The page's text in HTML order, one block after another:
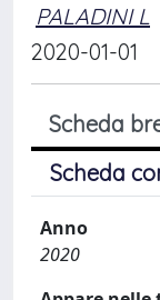
PALADINI L
2020-01-01
Scheda
Scheda
Anno
2020